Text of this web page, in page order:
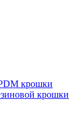
крошки
крошки